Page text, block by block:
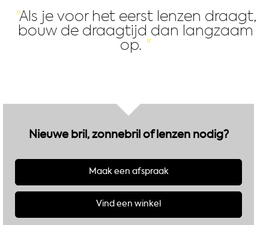
Als je voor het eerst lenzen draagt,
bouw de draagtijd dan langzaam
op.
Nieuwe bril, zonnebril of lenzen nodig?
Maak een afspraak
Vind een winkel